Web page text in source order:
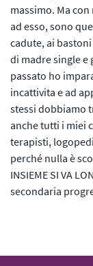
massimo. Ma
ad esso, sono
cadute, ai
di madre single e
passato ho
incattivita e ad
stessi dobbiamo
anche tutti i miei
terapisti,
perché nulla è
INSIEME SI VA
secondaria